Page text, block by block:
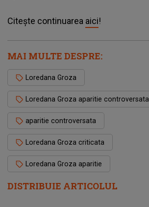
DISTRIBUIE ARTICOLUL
Citește continuarea aici!
MAI MULTE DESPRE:
Loredana Groza
Loredana Groza aparitie controversata
aparitie controversata
Loredana Groza criticata
Loredana Groza aparitie